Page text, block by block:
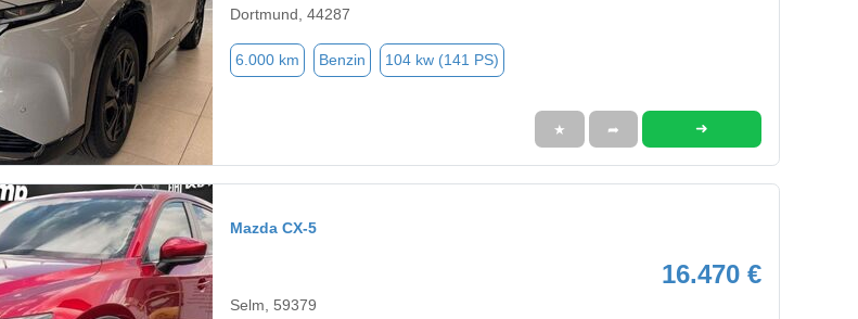
Dortmund, 44287
6.000 km Benzin 104 kw (141 PS)
★ ➦ ➜
Mazda CX-5
16.470 €
Selm, 59379